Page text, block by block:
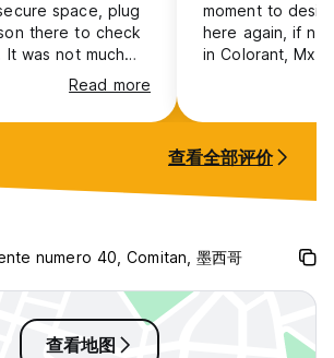
space, plug
there to check
was not much
Our room didn't
the wifi was
to buy drinking
anyone
was
it has
so I
Read more
moment to
here again, if
in Colorant, Mx.! Because I would
查看全部评价
numero 40, Comitan, 墨西哥
查看地图